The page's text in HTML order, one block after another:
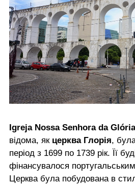
Igreja Nossa Senhora da
відома, як церква Глорія,
період з 1699 по 1739 рік. Її
фінансувалося
Церква була побудована в